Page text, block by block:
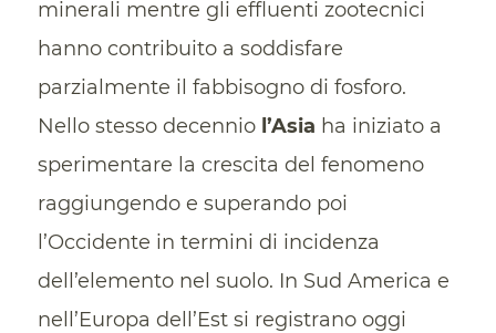
minerali mentre gli effluenti zootecnici
hanno contribuito a soddisfare
parzialmente il fabbisogno di fosforo.
Nello stesso decennio l’Asia ha iniziato a
sperimentare la crescita del fenomeno
raggiungendo e superando poi
l’Occidente in termini di incidenza
dell’elemento nel suolo. In Sud America e
nell’Europa dell’Est si registrano oggi